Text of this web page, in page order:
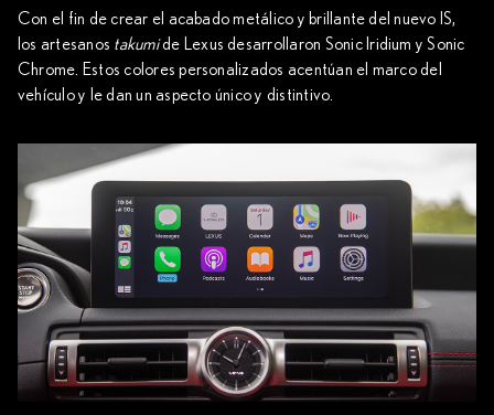
Con el fin de crear el acabado metálico y brillante del nuevo IS,
los artesanos takumide Lexus desarrollaron Sonic Iridium y Sonic
Chrome. Estos colores personalizados acentúan el marco del
vehículo y le dan un aspecto único y distintivo.